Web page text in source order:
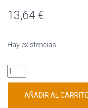
13,64 €
Hay existencias
AÑADIR AL